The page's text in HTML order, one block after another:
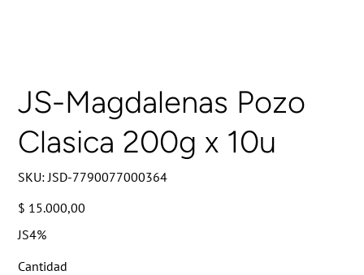
JS-Magdalenas Pozo
Clasica 200g x 10u
SKU: SKU
JSD-
JSD-7790077000364
Precio
$ 15.000,00
JS4%
Cantidad